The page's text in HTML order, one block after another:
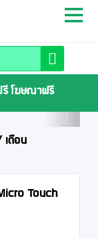
รี โฆษณาฟรี
เดือน
Touch